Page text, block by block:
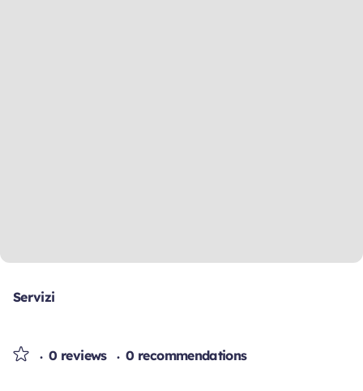
Servizi
0 reviews 0 recommendations